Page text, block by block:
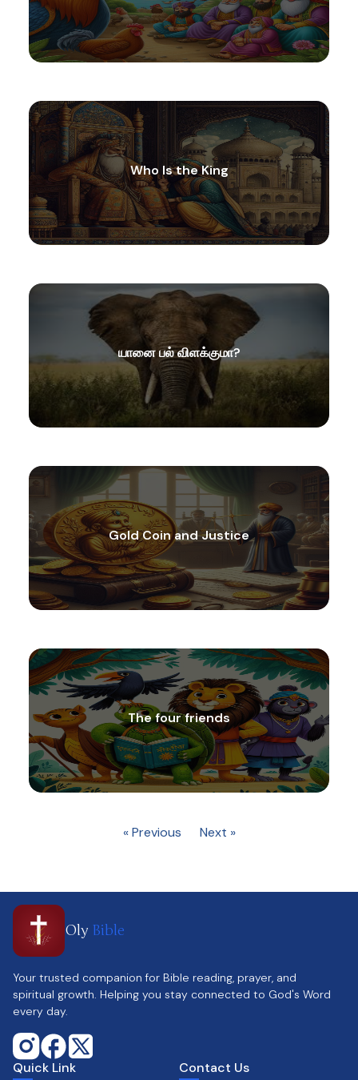
Who Is the King
யானை பல் விளக்குமா?
Gold Coin and Justice
The four friends
« Previous Next »
Oly Bible
Your trusted companion for Bible reading, prayer, and
spiritual growth. Helping you stay connected to God's Word
every day.
Quick Link Contact Us